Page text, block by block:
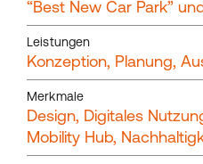
“Best New Car Park”
Leistungen
Konzeption, Planung,
Merkmale
Design, Digitales
Mobility Hub,